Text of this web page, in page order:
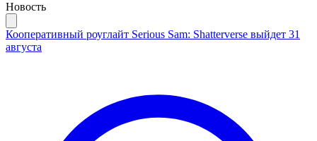
Новость
Кооперативный роуглайт Serious Sam: Shatterverse выйдет 31
августа